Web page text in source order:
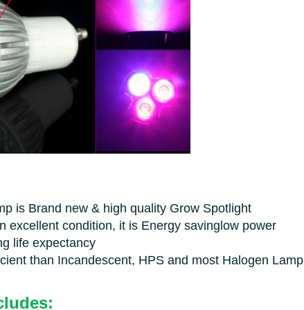
is Brand new & high quality Grow Spotlight
excellent condition, it is Energy savinglow power
life expectancy
than Incandescent, HPS and most Halogen Lamp